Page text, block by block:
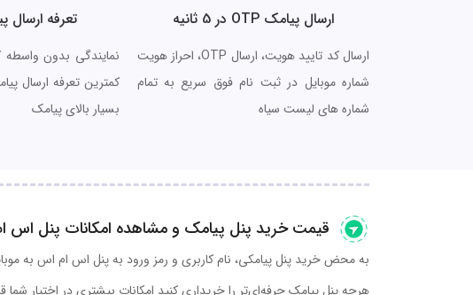
ارسال پیامک OTP در 5 ثانیه
ارسال کد تایید هویت، ارسال OTP، احراز هویت
شماره موبایل در ثبت نام فوق سریع به تمام
شماره های لیست سیاه
تعرفه
نمایندگی بدون واسطه
کمترین تعرفه ارسال
بسیار بالای پیامک
قیمت خرید پنل پیامک و مشاهده امکانات پنل اس
به محض خرید پنل پیامکی، نام کاربری و رمز ورود به پنل اس ام اس به
هرچه پنل پیامک حرفه‌ای‌تر را خریداری کنید امکانات بیشتری در اختیار